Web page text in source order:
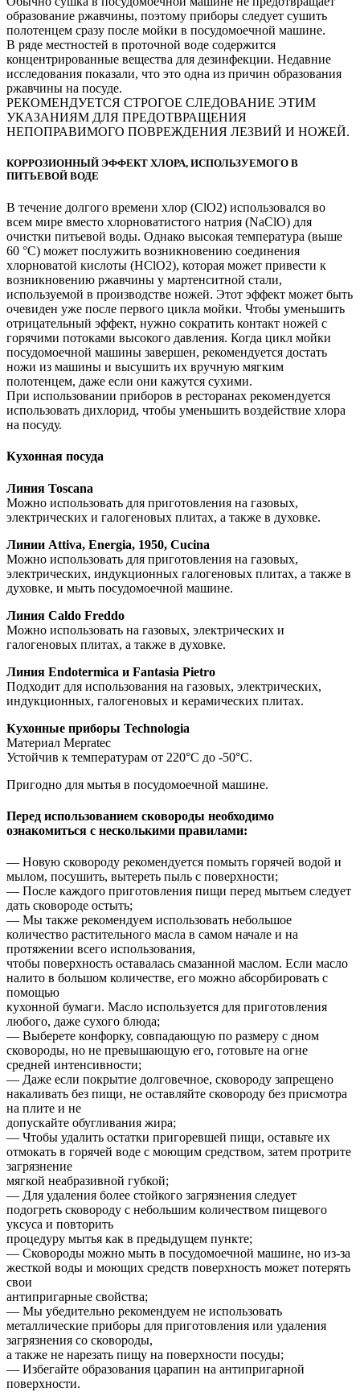
образование ржавчины, поэтому приборы следует сушить
полотенцем сразу после мойки в посудомоечной машине.
В ряде местностей в проточной воде содержится
концентрированные вещества для дезинфекции. Недавние
исследования показали, что это одна из причин образования
ржавчины на посуде.
РЕКОМЕНДУЕТСЯ СТРОГОЕ СЛЕДОВАНИЕ ЭТИМ
УКАЗАНИЯМ ДЛЯ ПРЕДОТВРАЩЕНИЯ
НЕПОПРАВИМОГО ПОВРЕЖДЕНИЯ ЛЕЗВИЙ И НОЖЕЙ.
КОРРОЗИОННЫЙ ЭФФЕКТ ХЛОРА, ИСПОЛЬЗУЕМОГО В
ПИТЬЕВОЙ ВОДЕ
В течение долгого времени хлор (ClO2) использовался во
всем мире вместо хлорноватистого натрия (NaClO) для
очистки питьевой воды. Однако высокая температура (выше
60 °С) может послужить возникновению соединения
хлорноватой кислоты (HClO2), которая может привести к
возникновению ржавчины у мартенситной стали,
используемой в производстве ножей. Этот эффект может быть
очевиден уже после первого цикла мойки. Чтобы уменьшить
отрицательный эффект, нужно сократить контакт ножей с
горячими потоками высокого давления. Когда цикл мойки
посудомоечной машины завершен, рекомендуется достать
ножи из машины и высушить их вручную мягким
полотенцем, даже если они кажутся сухими.
При использовании приборов в ресторанах рекомендуется
использовать дихлорид, чтобы уменьшить воздействие хлора
на посуду.
Кухонная посуда
Линия Toscana
Можно использовать для приготовления на газовых,
электрических и галогеновых плитах, а также в духовке.
Линии Attiva, Energia, 1950, Cucina
Можно использовать для приготовления на газовых,
электрических, индукционных галогеновых плитах, а также в
духовке, и мыть посудомоечной машине.
Линия Caldo Freddo
Можно использовать на газовых, электрических и
галогеновых плитах, а также в духовке.
Линия Endotermica и Fantasia Pietro
Подходит для использования на газовых, электрических,
индукционных, галогеновых и керамических плитах.
Кухонные приборы Technologia
Материал Mepratec
Устойчив к температурам от 220°С до -50°С.
Пригодно для мытья в посудомоечной машине.
Перед использованием сковороды необходимо
ознакомиться с несколькими правилами:
— Новую сковороду рекомендуется помыть горячей водой и
мылом, посушить, вытереть пыль с поверхности;
— После каждого приготовления пищи перед мытьем следует
дать сковороде остыть;
— Мы также рекомендуем использовать небольшое
количество растительного масла в самом начале и на
протяжении всего использования,
чтобы поверхность оставалась смазанной маслом. Если масло
налито в большом количестве, его можно абсорбировать с
помощью
кухонной бумаги. Масло используется для приготовления
любого, даже сухого блюда;
— Выберете конфорку, совпадающую по размеру с дном
сковороды, но не превышающую его, готовьте на огне
средней интенсивности;
— Даже если покрытие долговечное, сковороду запрещено
накаливать без пищи, не оставляйте сковороду без присмотра
на плите и не
допускайте обугливания жира;
— Чтобы удалить остатки пригоревшей пищи, оставьте их
отмокать в горячей воде с моющим средством, затем протрите
загрязнение
мягкой неабразивной губкой;
— Для удаления более стойкого загрязнения следует
подогреть сковороду с небольшим количеством пищевого
уксуса и повторить
процедуру мытья как в предыдущем пункте;
— Сковороды можно мыть в посудомоечной машине, но из-за
жесткой воды и моющих средств поверхность может потерять
свои
антипригарные свойства;
— Мы убедительно рекомендуем не использовать
металлические приборы для приготовления или удаления
загрязнения со сковороды,
а также не нарезать пищу на поверхности посуды;
— Избегайте образования царапин на антипригарной
поверхности.